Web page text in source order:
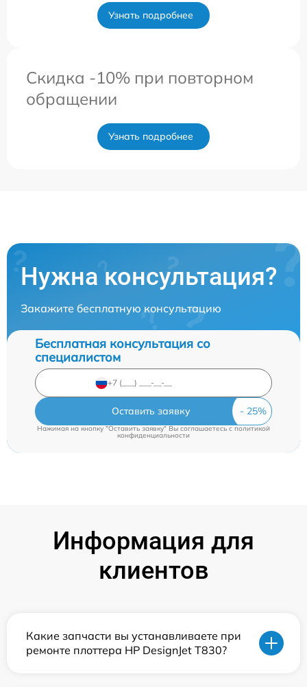
Узнать подробнее
Скидка -10% при повторном
обращении
Узнать подробнее
Нужна консультация?
Закажите бесплатную консультацию
Бесплатная консультация со
специалистом
Оставить заявку
Нажимая на кнопку "Оставить заявку" Вы соглашаетесь cполитикой
конфиденциальности
Информация для
клиентов
Какие запчасти вы устанавливаете при
ремонте плоттера HP DesignJet T830?